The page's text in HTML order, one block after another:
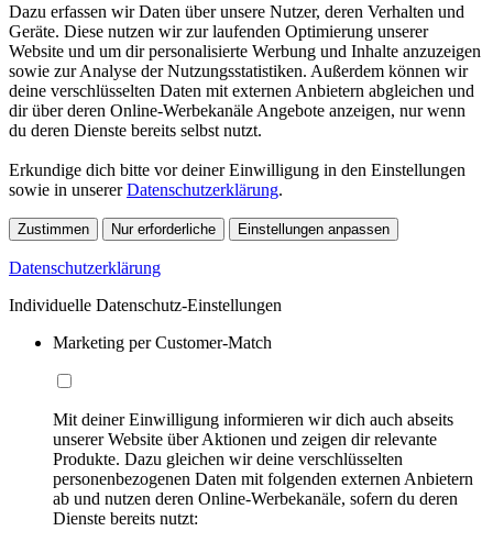
Dazu erfassen wir Daten über unsere Nutzer, deren Verhalten und
Geräte. Diese nutzen wir zur laufenden Optimierung unserer
Website und um dir personalisierte Werbung und Inhalte anzuzeigen
sowie zur Analyse der Nutzungsstatistiken. Außerdem können wir
deine verschlüsselten Daten mit externen Anbietern abgleichen und
dir über deren Online-Werbekanäle Angebote anzeigen, nur wenn
du deren Dienste bereits selbst nutzt.
Erkundige dich bitte vor deiner Einwilligung in den Einstellungen
sowie in unsererDatenschutzerklärung.
Zustimmen Nur erforderliche Einstellungen anpassen
Datenschutzerklärung
Individuelle Datenschutz-Einstellungen
Marketing per Customer-Match
Mit deiner Einwilligung informieren wir dich auch abseits
unserer Website über Aktionen und zeigen dir relevante
Produkte. Dazu gleichen wir deine verschlüsselten
personenbezogenen Daten mit folgenden externen Anbietern
ab und nutzen deren Online-Werbekanäle, sofern du deren
Dienste bereits nutzt: